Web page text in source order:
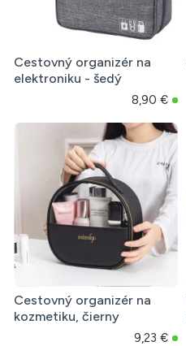
Cestovný organizér na
elektroniku - šedý
8,90 €
Cestovný organizér na
kozmetiku, čierny
9,23 €